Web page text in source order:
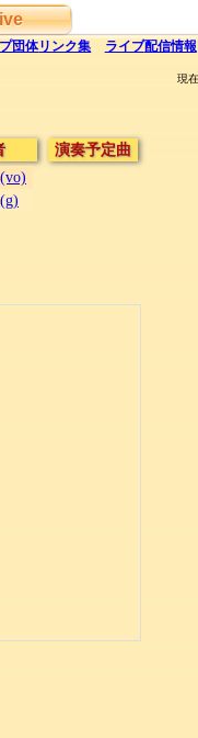
団体リンク集 ライブ配信情報
現
演奏予定曲